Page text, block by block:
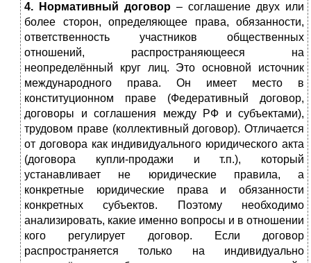
4. Нормативный договор – соглашение двух или
более сторон, определяющее пра­ва, обязанности,
ответственность участников общественных
отношений, распространяющееся на
неопределённый круг лиц. Это основной источник
международного права. Он имеет место в
конституционном праве (Федеративный договор,
договоры и соглашения между РФ и субъектами),
трудовом праве (коллективный договор). Отличается
от договора как индивидуального юридического акта
(договора купли-продажи и т.п.), который
устанавливает не юридические правила, а
конкретные юридические права и обязанности
конкретных субъектов. Поэтому необходимо
анализировать, какие именно вопросы и в отношении
кого регулирует договор. Если договор
распространяется только на индивидуально